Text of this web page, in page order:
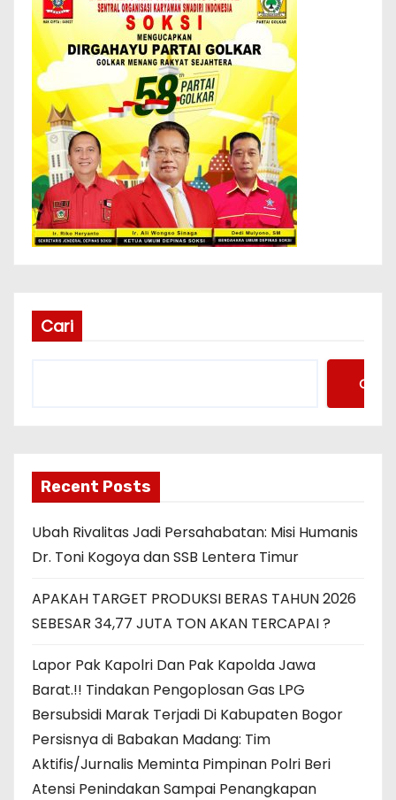
Cari
Cari
Recent Posts
Ubah Rivalitas Jadi Persahabatan: Misi Humanis
Dr. Toni Kogoya dan SSB Lentera Timur
APAKAH TARGET PRODUKSI BERAS TAHUN 2026
SEBESAR 34,77 JUTA TON AKAN TERCAPAI ?
Lapor Pak Kapolri Dan Pak Kapolda Jawa
Barat.!! Tindakan Pengoplosan Gas LPG
Bersubsidi Marak Terjadi Di Kabupaten Bogor
Persisnya di Babakan Madang: Tim
Aktifis/Jurnalis Meminta Pimpinan Polri Beri
Atensi Penindakan Sampai Penangkapan